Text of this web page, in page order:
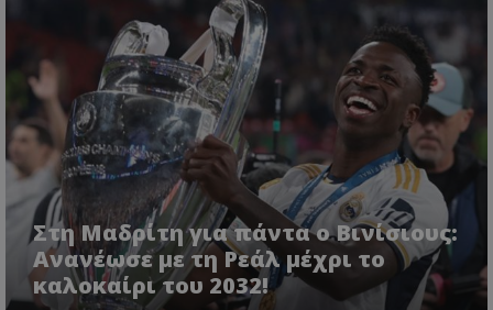
Στη Μαδρίτη για πάντα ο Βινίσιους:
Ανανέωσε με τη Ρεάλ μέχρι το
καλοκαίρι του 2032!